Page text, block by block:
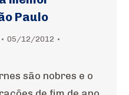
Paulo
05/12/2012
são nobres e o